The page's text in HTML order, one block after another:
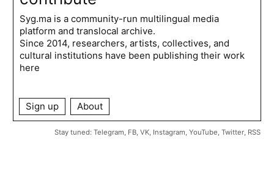
Syg.ma is a community-run multilingual media
platform and translocal archive.
Since 2014, researchers, artists, collectives, and
cultural institutions have been publishing their work
here
Sign up About
Stay tuned: Telegram FB, VK, Instagram YouTube Twitter, RSS